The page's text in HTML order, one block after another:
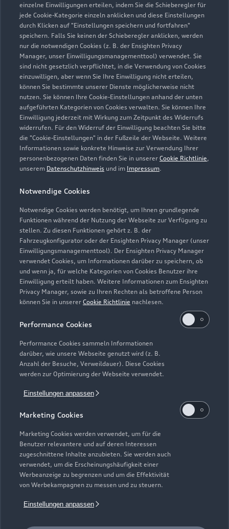
einzelne Einwilligungen erteilen, indem Sie die Schieberegler für
jede Cookie-Kategorie einzeln anklicken und diese Einstellungen
durch Klicken auf "Einstellungen speichern und fortfahren"
speichern. Falls Sie keinen der Schieberegler anklicken, werden
nur die notwendigen Cookies (z. B. der Ensighten Privacy
Manager, unser Einwilligungsmanagementtool) verwendet. Sie
sind nicht gesetzlich verpflichtet, in die Verwendung von Cookies
einzuwilligen, aber wenn Sie Ihre Einwilligung nicht erteilen,
können Sie bestimmte unserer Dienste möglicherweise nicht
nutzen. Sie können Ihre Cookie-Einstellungen anhand der unten
aufgeführten Kategorien von Cookies verwalten. Sie können Ihre
Einwilligung jederzeit mit Wirkung zum Zeitpunkt des Widerrufs
widerrufen. Für den Widerruf der Einwilligung beachten Sie bitte
die "Cookie-Einstellungen" in der Fußzeile der Webseite. Weitere
Informationen sowie konkrete Hinweise zur Verwendung Ihrer
personenbezogenen Daten finden Sie in unserer Cookie Richtlinie,
unserem Datenschutzhinweis und im Impressum.
Notwendige Cookies
Notwendige Cookies werden benötigt, um Ihnen grundlegende
Funktionen während der Nutzung der Webseite zur Verfügung zu
stellen. Zu diesen Funktionen gehört z. B. der
Fahrzeugkonfigurator oder der Ensighten Privacy Manager (unser
Einwilligungsmanagementtool). Der Ensighten Privacy Manager
verwendet Cookies, um Informationen darüber zu speichern, ob
und wenn ja, für welche Kategorien von Cookies Benutzer ihre
Einwilligung erteilt haben. Weitere Informationen zum Ensighten
Privacy Manager, sowie zu Ihren Rechten als betroffene Person
können Sie in unserer Cookie Richtlinie nachlesen.
Performance Cookies
Performance Cookies sammeln Informationen
darüber, wie unsere Webseite genutzt wird (z. B.
Anzahl der Besuche, Verweildauer). Diese Cookies
werden zur Optimierung der Webseite verwendet.
Einstellungen anpassen
Marketing Cookies
Marketing Cookies werden verwendet, um für die
Benutzer relevantere und auf deren Interessen
zugeschnittene Inhalte anzubieten. Sie werden auch
verwendet, um die Erscheinungshäufigkeit einer
Werbeanzeige zu begrenzen und um die Effektivität
von Werbekampagnen zu messen und zu steuern.
Einstellungen anpassen
Zurück nach oben
Modelle
Elektromodelle
Plug-in-Hybride
Neuwagensuche
Gebrauchtwagensuche
Geschäftskunden
Service & Zubehör
Saisonale Angebote
Audi Services
Garantie
Audi digital services
myAudi
Support
Audi Code
Häufige Fragen (FAQ)
Audi Online Beratung
Online-Terminvereinbarung
Servicekontakt
Über Audi
Unternehmen
Karriere
Investor Relations
© 2026 AUDI AG. Alle Rechte vorbehalten
Impressum Rechtliches